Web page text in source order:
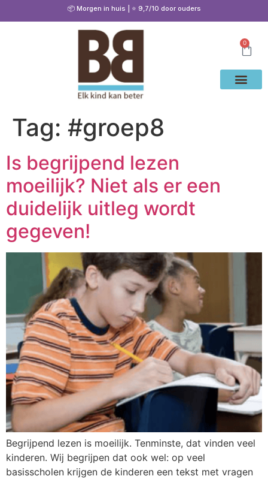
📦 Morgen in huis | ⭐ 9,7/10 door ouders
0
Tag: #groep8
Is begrijpend lezen
moeilijk? Niet als er een
duidelijk uitleg wordt
gegeven!
Begrijpend lezen is moeilijk. Tenminste, dat vinden veel
kinderen. Wij begrijpen dat ook wel: op veel
basisscholen krijgen de kinderen een tekst met vragen